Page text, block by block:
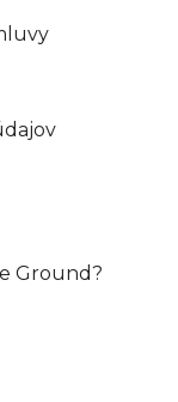
Ground?